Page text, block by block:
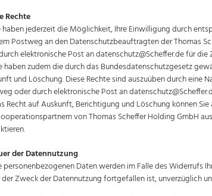
Rechte
haben jederzeit die Möglichkeit, Ihre Einwilligung durch
Postweg an den Datenschutzbeauftragten der Thomas
elektronische Post an datenschutz@Scheffer.de für
haben zudem die durch das Bundesdatenschutzgesetz
und Löschung. Diese Rechte sind auszuüben durch eine
oder durch elektronische Post an
Recht auf Auskunft, Berichtigung und Löschung können
von Thomas Scheffer Holding GmbH
der Datennutzung
personenbezogenen Daten werden im Falle des Widerrufs
Zweck der Datennutzung fortgefallen ist, unverzüglich